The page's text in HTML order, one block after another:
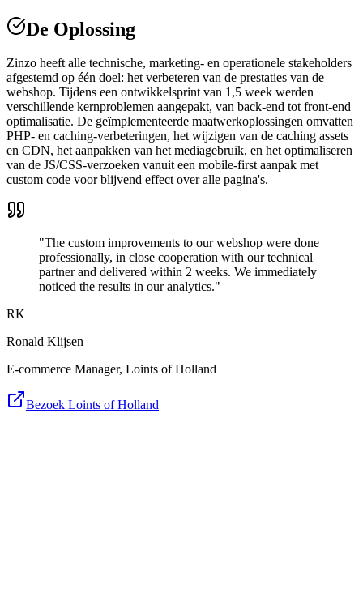
De Oplossing
Zinzo heeft alle technische, marketing- en operationele stakeholders
afgestemd op één doel: het verbeteren van de prestaties van de
webshop. Tijdens een ontwikkelsprint van 1,5 week werden
verschillende kernproblemen aangepakt, van back-end tot front-end
optimalisatie. De geïmplementeerde maatwerkoplossingen omvatten
PHP- en caching-verbeteringen, het wijzigen van de caching assets
en CDN, het aanpakken van het mediagebruik, en het optimaliseren
van de JS/CSS-verzoeken vanuit een mobile-first aanpak met
custom code voor blijvend effect over alle pagina's.
"The custom improvements to our webshop were done
professionally, in close cooperation with our technical
partner and delivered within 2 weeks. We immediately
noticed the results in our analytics."
RK
Ronald Klijsen
E-commerce Manager, Loints of Holland
Bezoek Loints of Holland